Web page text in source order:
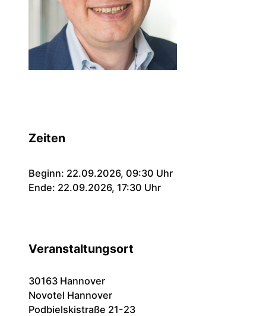
Zeiten
Beginn: 22.09.2026, 09:30 Uhr
Ende: 22.09.2026, 17:30 Uhr
Veranstaltungsort
30163 Hannover
Novotel Hannover
Podbielskistraße 21-23